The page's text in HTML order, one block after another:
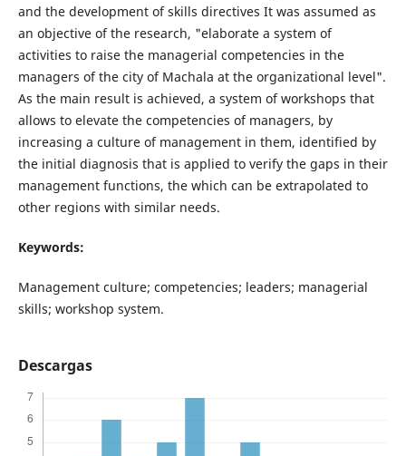
and the development of skills directives It was assumed as
an objective of the research, "elaborate a system of
activities to raise the managerial competencies in the
managers of the city of Machala at the organizational level".
As the main result is achieved, a system of workshops that
allows to elevate the competencies of managers, by
increasing a culture of management in them, identified by
the initial diagnosis that is applied to verify the gaps in their
management functions, the which can be extrapolated to
other regions with similar needs.
Keywords:
Management culture; competencies; leaders; managerial
skills; workshop system.
Descargas